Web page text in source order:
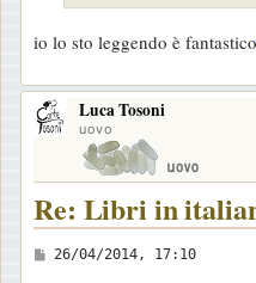
o
io lo sto leggendo è fantastico
Luca Tosoni
uovo
Re: Libri in
M
26/04/2014, 17:10